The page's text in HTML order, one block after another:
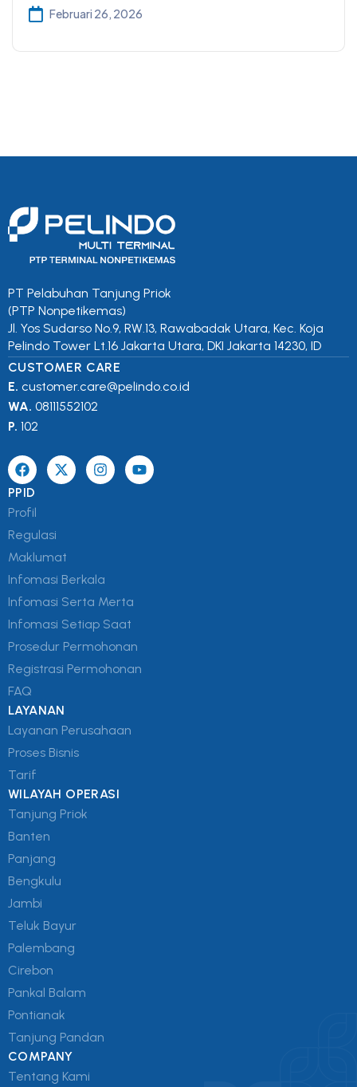
Februari 26, 2026
PT Pelabuhan Tanjung Priok
(PTP Nonpetikemas)
Jl. Yos Sudarso No.9, RW.13, Rawabadak Utara, Kec. Koja
Pelindo Tower Lt.16 Jakarta Utara, DKI Jakarta 14230, ID
CUSTOMER CARE
E. customer.care@pelindo.co.id
WA. 08111552102
P. 102
PPID
Profil
Regulasi
Maklumat
Infomasi Berkala
Infomasi Serta Merta
Infomasi Setiap Saat
Prosedur Permohonan
Registrasi Permohonan
FAQ
LAYANAN
Layanan Perusahaan
Proses Bisnis
Tarif
WILAYAH OPERASI
Tanjung Priok
Banten
Panjang
Bengkulu
Jambi
Teluk Bayur
Palembang
Cirebon
Pankal Balam
Pontianak
Tanjung Pandan
COMPANY
Tentang Kami